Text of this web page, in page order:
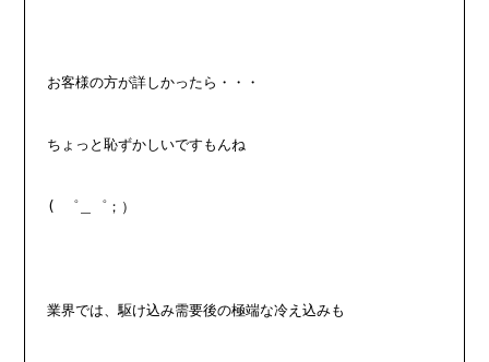
お客様の方が詳しかったら・・・
ちょっと恥ずかしいですもんね
( ゜＿゜；）
業界では、駆け込み需要後の極端な冷え込みも